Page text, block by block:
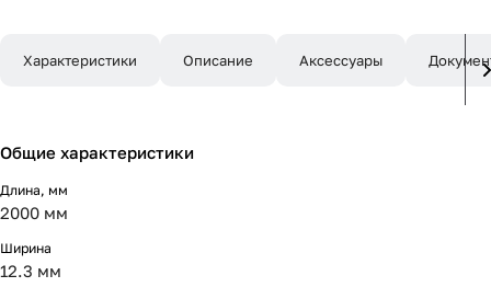
Характеристики Описание Аксессуары
Общие характеристики
Длина, мм
2000 мм
Ширина
12.3 мм